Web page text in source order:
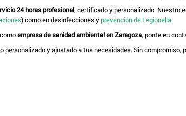
24 horas profesional, certificado y personalizado. Nuestro
) como en desinfecciones y prevención de Legionella.
empresa de sanidad ambiental en Zaragoza, ponte en
personalizado y ajustado a tus necesidades. Sin compromiso,